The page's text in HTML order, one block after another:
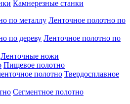
Камнерезные станки
Ленточное полотно по
Ленточное полотно по
Ленточные ножи
Пищевое полотно
Твердосплавное
Сегментное полотно